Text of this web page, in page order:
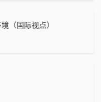
（国际视点）